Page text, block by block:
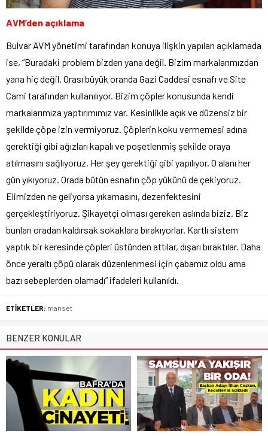
AVM’den açıklama
Bulvar AVM yönetimi tarafından konuya ilişkin yapılan açıklamada
ise, “Buradaki problem bizden yana değil. Bizim markalarımızdan
yana hiç değil. Orası büyük oranda Gazi Caddesi esnafı ve Site
Cami tarafından kullanılıyor. Bizim çöpler konusunda kendi
markalarımıza yaptırımımız var. Kesinlikle açık ve düzensiz bir
şekilde çöpe izin vermiyoruz. Çöplerin koku vermemesi adına
gerektiği gibi ağızları kapalı ve poşetlenmiş şekilde oraya
atılmasını sağlıyoruz. Her şey gerektiği gibi yapılıyor. O alanı her
gün yıkıyoruz. Orada bütün esnafın çöp yükünü de çekiyoruz.
Elimizden ne geliyorsa yıkamasını, dezenfektesini
gerçekleştiriyoruz. Şikayetçi olması gereken aslında biziz. Biz
bunları oradan kaldırsak sokaklara bırakıyorlar. Kartlı sistem
yaptık bir keresinde çöpleri üstünden attılar, dışarı bıraktılar. Daha
önce yeraltı çöpü olarak düzenlenmesi için çabamız oldu ama
bazı sebeplerden olamadı” ifadeleri kullanıldı.
ETİKETLER: manset
BENZER KONULAR